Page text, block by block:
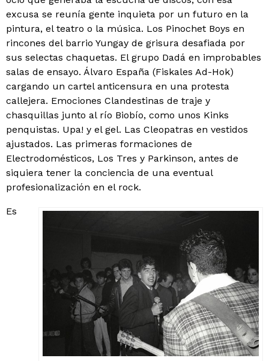
excusa se reunía gente inquieta por un futuro en la
pintura, el teatro o la música. Los Pinochet Boys en
rincones del barrio Yungay de grisura desafiada por
sus selectas chaquetas. El grupo Dadá en improbables
salas de ensayo. Álvaro España (Fiskales Ad-Hok)
cargando un cartel anticensura en una protesta
callejera. Emociones Clandestinas de traje y
chasquillas junto al río Biobío, como unos Kinks
penquistas. Upa! y el gel. Las Cleopatras en vestidos
ajustados. Las primeras formaciones de
Electrodomésticos, Los Tres y Parkinson, antes de
siquiera tener la conciencia de una eventual
profesionalización en el rock.
Es